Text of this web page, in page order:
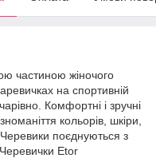
частиною жіночого
на спортивній
Комфортні і зручні
кольорів, шкіри,
поєднуються з
Etor